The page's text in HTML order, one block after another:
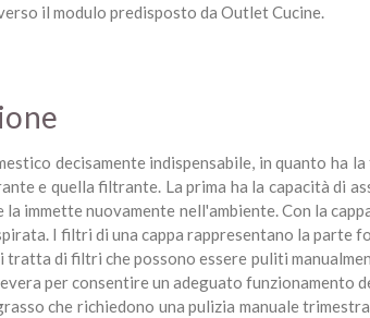
il modulo predisposto da Outlet Cucine.
decisamente indispensabile, in quanto
e quella filtrante. La prima ha la capacità
immette nuovamente nell'ambiente. Con la
I filtri di una cappa rappresentano la
di filtri che possono essere puliti
per consentire un adeguato
che richiedono una pulizia manuale